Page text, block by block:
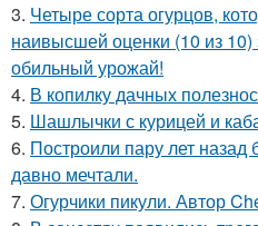
3. Четыре сорта огурцов,
наивысшей оценки (10 из 10)
обильный урожай!
4. В копилку дачных
5. Шашлычки с курицей и
6. Построили пару лет назад
давно мечтали.
7. Огурчики пикули. Автор